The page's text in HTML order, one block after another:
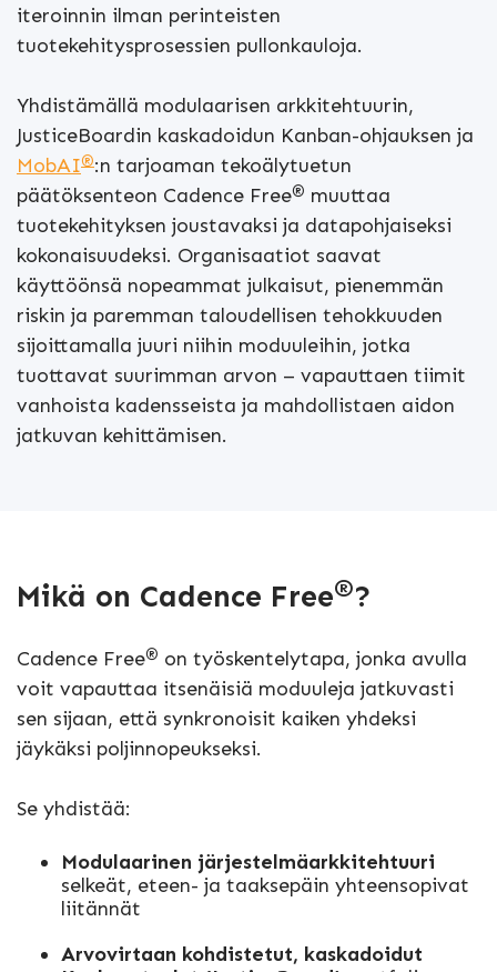
iteroinnin ilman perinteisten
tuotekehitysprosessien pullonkauloja.
Yhdistämällä modulaarisen arkkitehtuurin,
JusticeBoardin kaskadoidun Kanban-ohjauksen ja
MobAI®:n tarjoaman tekoälytuetun
päätöksenteon Cadence Free® muuttaa
tuotekehityksen joustavaksi ja datapohjaiseksi
kokonaisuudeksi. Organisaatiot saavat
käyttöönsä nopeammat julkaisut, pienemmän
riskin ja paremman taloudellisen tehokkuuden
sijoittamalla juuri niihin moduuleihin, jotka
tuottavat suurimman arvon – vapauttaen tiimit
vanhoista kadensseista ja mahdollistaen aidon
jatkuvan kehittämisen.
Mikä on Cadence Free®?
Cadence Free® on työskentelytapa, jonka avulla
voit vapauttaa itsenäisiä moduuleja jatkuvasti
sen sijaan, että synkronoisit kaiken yhdeksi
jäykäksi poljinnopeukseksi.
Se yhdistää:
Modulaarinen järjestelmäarkkitehtuuri
selkeät, eteen- ja taaksepäin yhteensopivat
liitännät
Arvovirtaan kohdistetut, kaskadoidut